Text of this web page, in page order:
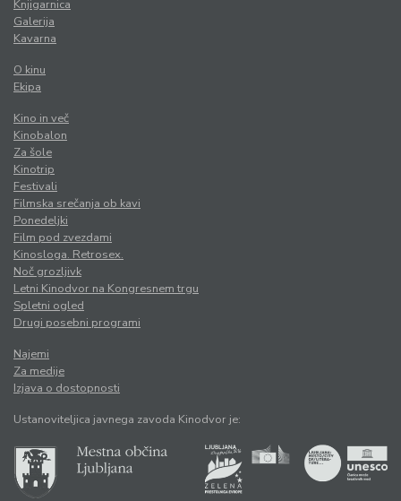
Knjigarnica
Galerija
Kavarna
O kinu
Ekipa
Kino in več
Kinobalon
Za šole
Kinotrip
Festivali
Filmska srečanja ob kavi
Ponedeljki
Film pod zvezdami
Kinosloga. Retrosex.
Noč grozljivk
Letni Kinodvor na Kongresnem trgu
Spletni ogled
Drugi posebni programi
Najemi
Za medije
Izjava o dostopnosti
Ustanoviteljica javnega zavoda Kinodvor je: